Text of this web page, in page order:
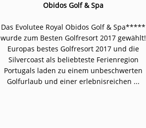
Obidos Golf & Spa
Das Evolutee Royal Obidos Golf & Spa*****
wurde zum Besten Golfresort 2017 gewählt!
Europas bestes Golfresort 2017 und die
Silvercoast als beliebteste Ferienregion
Portugals laden zu einem unbeschwerten
Golfurlaub und einer erlebnisreichen ...